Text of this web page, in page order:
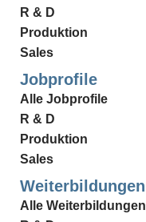
R & D
Produktion
Sales
Jobprofile
Alle Jobprofile
R & D
Produktion
Sales
Weiterbildungen
Alle Weiterbildungen